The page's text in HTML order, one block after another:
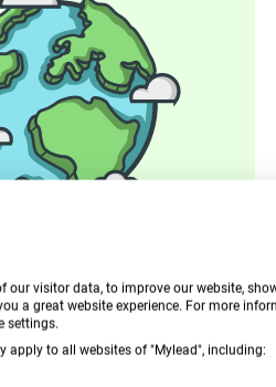
運用
our visitor data, to improve our website,
a great website experience. For more
settings.
apply to all websites of "Mylead", including: